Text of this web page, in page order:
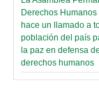
Derechos Humanos
hace un llamado a
población del país
la paz en defensa
derechos humanos